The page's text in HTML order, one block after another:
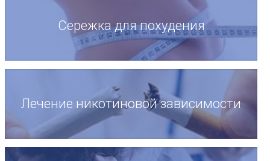
Сережка для похудения
Лечение никотиновой зависимости